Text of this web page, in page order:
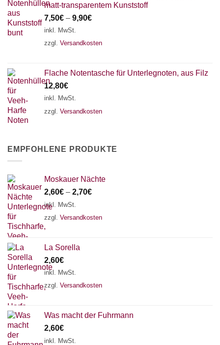
matt-transparentem Kunststoff
7,50€ – 9,90€
inkl. MwSt.
zzgl. Versandkosten
Flache Notentasche für Unterlegnoten, aus Filz
12,80€
inkl. MwSt.
zzgl. Versandkosten
EMPFOHLENE PRODUKTE
Moskauer Nächte
2,60€ – 2,70€
inkl. MwSt.
zzgl. Versandkosten
La Sorella
2,60€
inkl. MwSt.
zzgl. Versandkosten
Was macht der Fuhrmann
2,60€
inkl. MwSt.